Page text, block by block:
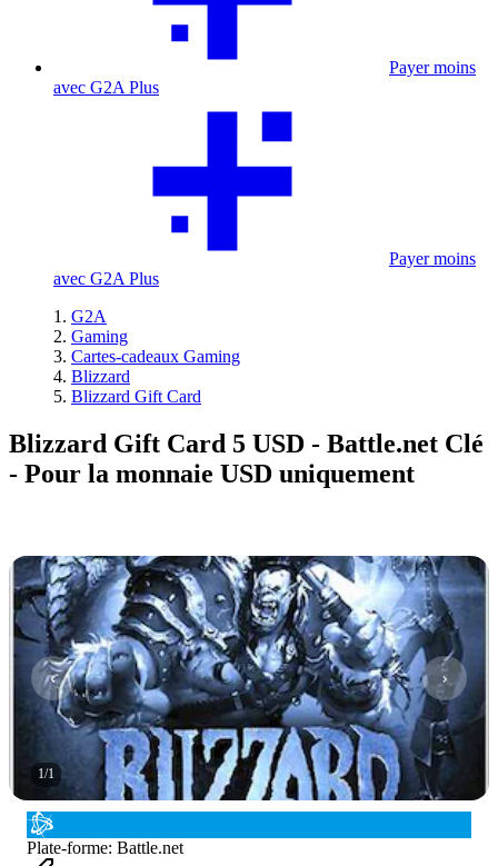
Payer moins
avec G2A Plus
Payer moins
avec G2A Plus
G2A
Gaming
Cartes-cadeaux Gaming
Blizzard
Blizzard Gift Card
Blizzard Gift Card 5 USD - Battle.net Clé
- Pour la monnaie USD uniquement
1/1
Plate-forme: Battle.net